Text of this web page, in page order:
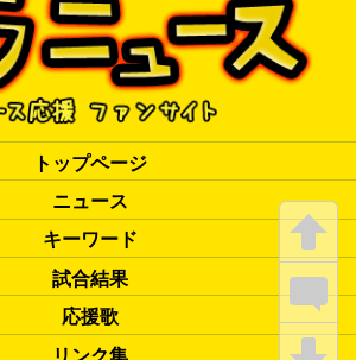
トップページ
ニュース
キーワード
試合結果
応援歌
リンク集